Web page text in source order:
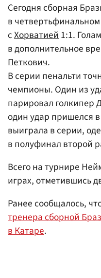
Сегодня сборная
в
сХорватией1:1.
в дополнительное
Петкович.
В серии пенальти
чемпионы. Один из
парировал голкипер
один удар пришелся
выиграла в серии,
в полуфинал второй
Всего на турнире
играх, отметившись
Ранее сообщалось,
тренера сборной
в Катаре.